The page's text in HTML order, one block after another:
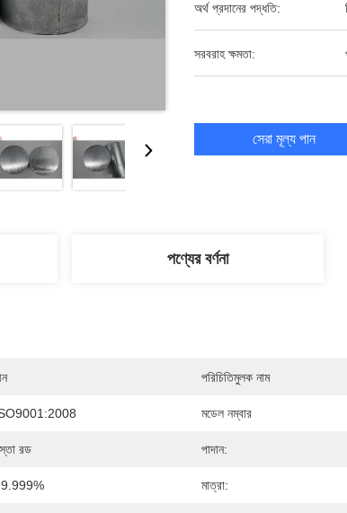
অর্থ প্রদানের পদ্ধতি:
সরবরাহ ক্ষমতা:
সেরা মূল্য পান
পণ্যের বর্ণনা
পরিচিতিমুলক নাম
মডেল নম্বার
রড পাদান:
মাত্রা: